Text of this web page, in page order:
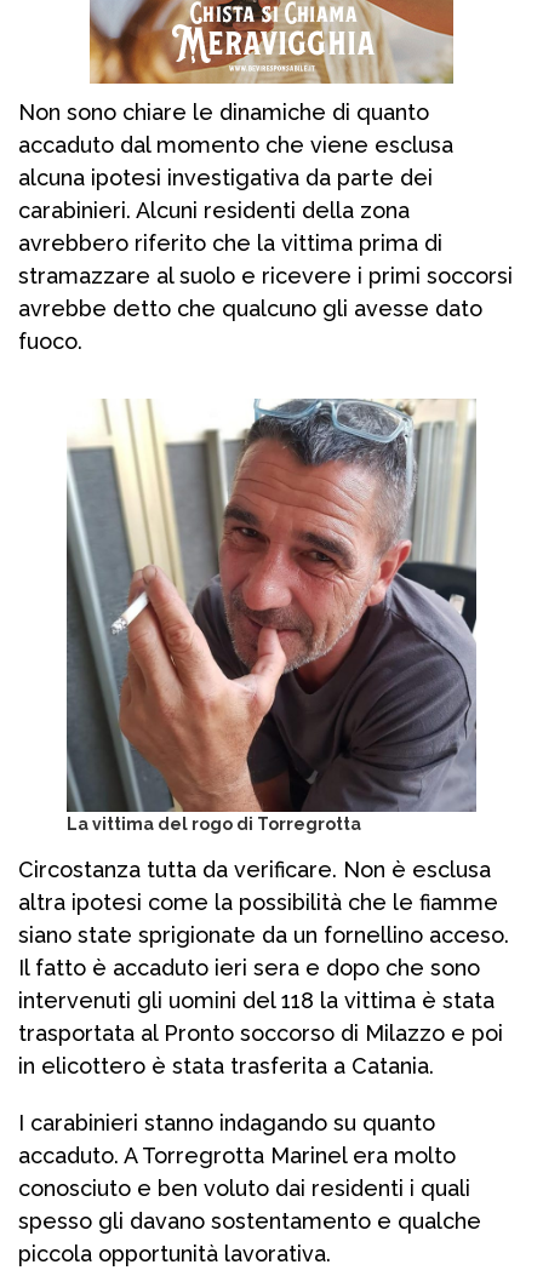
Non sono chiare le dinamiche di quanto
accaduto dal momento che viene esclusa
alcuna ipotesi investigativa da parte dei
carabinieri. Alcuni residenti della zona
avrebbero riferito che la vittima prima di
stramazzare al suolo e ricevere i primi soccorsi
avrebbe detto che qualcuno gli avesse dato
fuoco.
La vittima del rogo di Torregrotta
Circostanza tutta da verificare. Non è esclusa
altra ipotesi come la possibilità che le fiamme
siano state sprigionate da un fornellino acceso.
Il fatto è accaduto ieri sera e dopo che sono
intervenuti gli uomini del 118 la vittima è stata
trasportata al Pronto soccorso di Milazzo e poi
in elicottero è stata trasferita a Catania.
I carabinieri stanno indagando su quanto
accaduto. A Torregrotta Marinel era molto
conosciuto e ben voluto dai residenti i quali
spesso gli davano sostentamento e qualche
piccola opportunità lavorativa.